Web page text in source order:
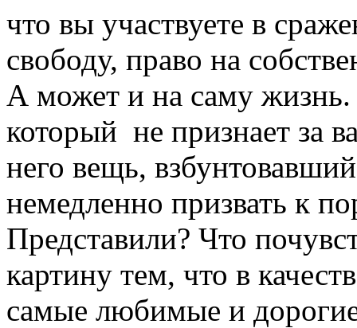
что вы участвуете в
свободу, право на
А может и на саму жизнь.
который не признает за
него вещь,
немедленно призвать к
Представили? Что
картину тем, что в
самые любимые и